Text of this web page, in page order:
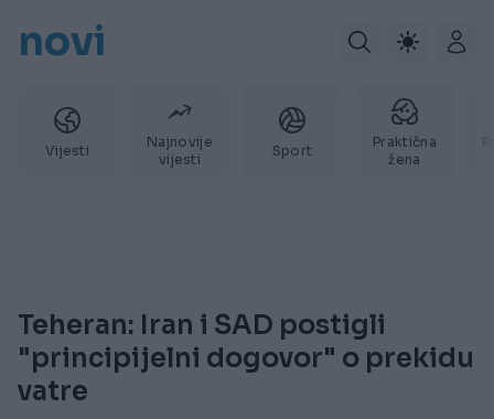
novi
Vijesti
Najnovije
vijesti
Sport
Praktična
žena
Teheran: Iran i SAD postigli
"principijelni dogovor" o prekidu
vatre